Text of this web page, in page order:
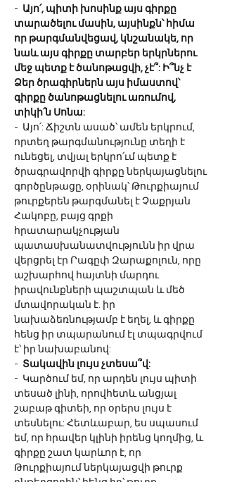
- Այո՛, պիտի խոսինք այս գիրքը
տարածելու մասին, այսինքն՝ հիմա
որ թարգմանվեցավ, կնշանակե, որ
նաև այս գիրքը տարբեր երկրներու
մեջ պետք է ծանոթացվի, չէ՞: Ի՞նչ է
Ձեր ծրագիրներն այս իմաստով՝
գիրքը ծանոթացնելու առումով,
տիկի՛ն Սոնա:
-  Այո՛: Ճիշտն ասած՝ ամեն երկրում,
որտեղ թարգմանությունը տեղի է
ունեցել, տվյալ երկրո՛ւմ պետք է
ծրագրավորվի գիրքը ներկայացնելու
գործընթացը, օրինակ՝ Թուրքիայում
թուրքերեն թարգմանել է Չաքրյան
Հակոբը, բայց գրքի
հրատարակչության
պատասխանատվությունն իր վրա
վերցրել էր Րագըփ Զարաքոլուն, որը
աշխարհով հայտնի մարդու
իրավունքների պաշտպան և մեծ
մտավորական է. իր
նախաձեռնությամբ է եղել, և գիրքը
հենց իր տպարանում էլ տպագրվում
է՝ իր նախաբանով:
- Տակավին լույս չտեսա՞վ:
-  Կարծում եմ, որ արդեն լույս պիտի
տեսած լինի, որովհետև անցյալ
շաբաթ գիտեի, որ օրերս լույս է
տեսնելու: Հետևաբար, ես սպասում
եմ, որ հրավեր կլինի իրենց կողմից, և
գիրքը շատ կարևոր է, որ
Թուրքիայում ներկայացվի թուրք